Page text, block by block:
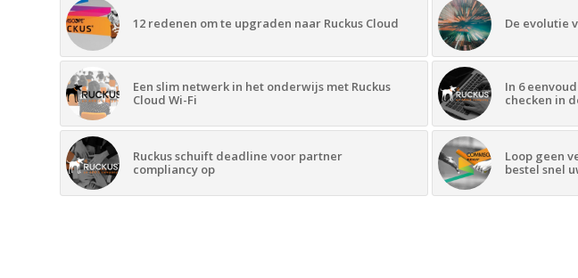
12 redenen om te upgraden naar Ruckus Cloud De evolutie
Een slim netwerk in het onderwijs met Ruckus
Cloud Wi-Fi
In 6
checken in
Ruckus schuift deadline voor partner
compliancy op
Loop geen
bestel snel